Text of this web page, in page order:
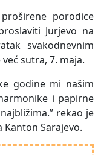
porodice
Jurjevo na
svakodnevnim
sutra, 7. maja.
godine mi našim
i papirne
rekao je
Kanton Sarajevo.